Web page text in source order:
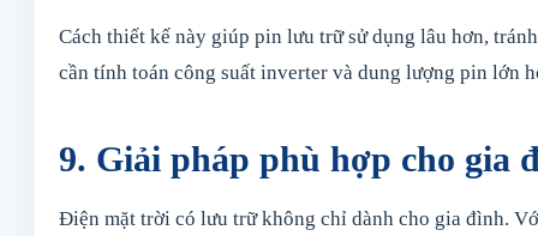
Cách thiết kế này giúp pin lưu trữ sử dụng lâu hơn,
cần tính toán công suất inverter và dung lượng pin lớn
9. Giải pháp phù hợp cho gia
Điện mặt trời có lưu trữ không chỉ dành cho gia đình.